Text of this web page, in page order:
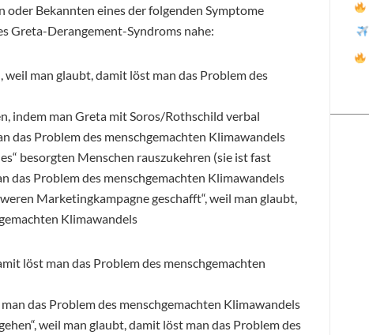
oder Bekannten eines der folgenden Symptome
Greta-Derangement-Syndroms nahe:
man glaubt, damit löst man das Problem des
indem man Greta mit Soros/Rothschild verbal
das Problem des menschgemachten Klimawandels
besorgten Menschen rauszukehren (sie ist fast
das Problem des menschgemachten Klimawandels
Marketingkampagne geschafft“, weil man glaubt,
Klimawandels
löst man das Problem des menschgemachten
das Problem des menschgemachten Klimawandels
weil man glaubt, damit löst man das Problem des